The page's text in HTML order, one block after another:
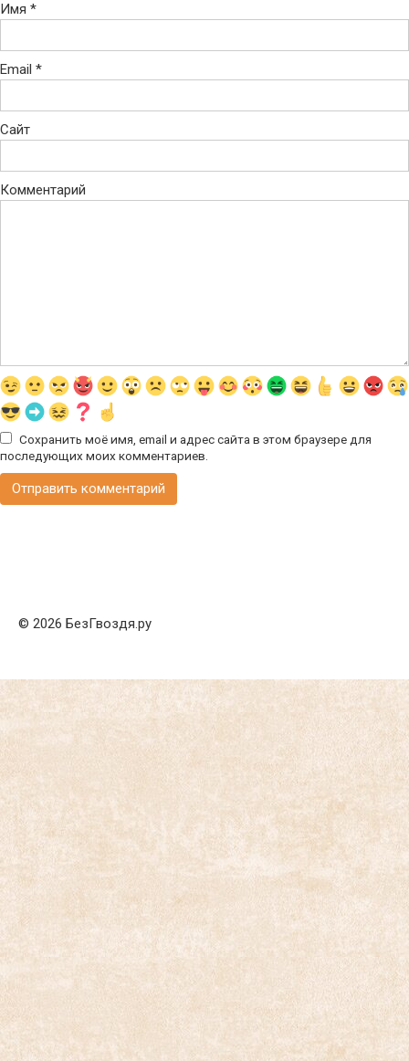
Имя *
Email *
Сайт
Комментарий
Сохранить моё имя, email и адрес сайта в этом браузере для
последующих моих комментариев.
© 2026 БезГвоздя.ру